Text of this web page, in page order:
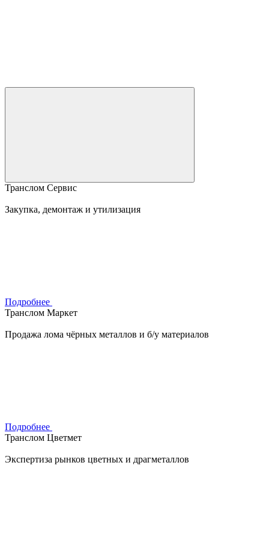
Транслом Сервис
Закупка, демонтаж и утилизация
Подробнее
Транслом Маркет
Продажа лома чёрных металлов и б/у материалов
Подробнее
Транслом Цветмет
Экспертиза рынков цветных и драгметаллов